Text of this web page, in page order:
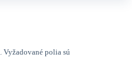
Vyžadované polia sú